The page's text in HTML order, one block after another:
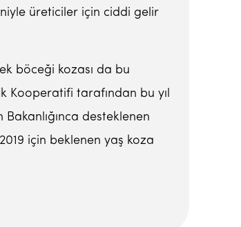
üreticiler için ciddi gelir
böceği kozası da bu
Kooperatifi tarafından bu yıl
desteklenen
için beklenen yaş koza